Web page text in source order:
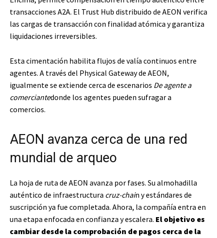
transacciones A2A. El Trust Hub distribuido de AEON verifica
las cargas de transacción con finalidad atómica y garantiza
liquidaciones irreversibles.
Esta cimentación habilita flujos de valía continuos entre
agentes. A través del Physical Gateway de AEON,
igualmente se extiende cerca de escenarios De agente a
comerciantedonde los agentes pueden sufragar a
comercios.
AEON avanza cerca de una red
mundial de arqueo
La hoja de ruta de AEON avanza por fases. Su almohadilla
auténtico de infraestructura cruz-chain y estándares de
suscripción ya fue completada. Ahora, la compañía entra en
una etapa enfocada en confianza y escalera. El objetivo es
cambiar desde la comprobación de pagos cerca de la